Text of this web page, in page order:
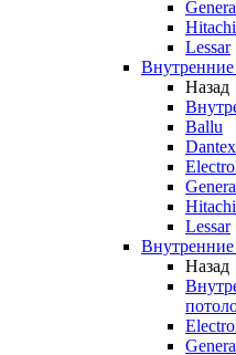
Hitachi
Lessar
Назад
Ballu
Dantex
Hitachi
Lessar
Назад